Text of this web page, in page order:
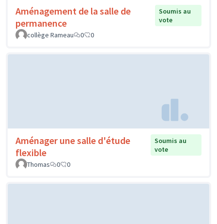
Aménagement de la salle de
permanence
Soumis au
vote
collège Rameau
0 0
Aménager une salle d'étude
flexible
Soumis au
vote
Thomas
0 0